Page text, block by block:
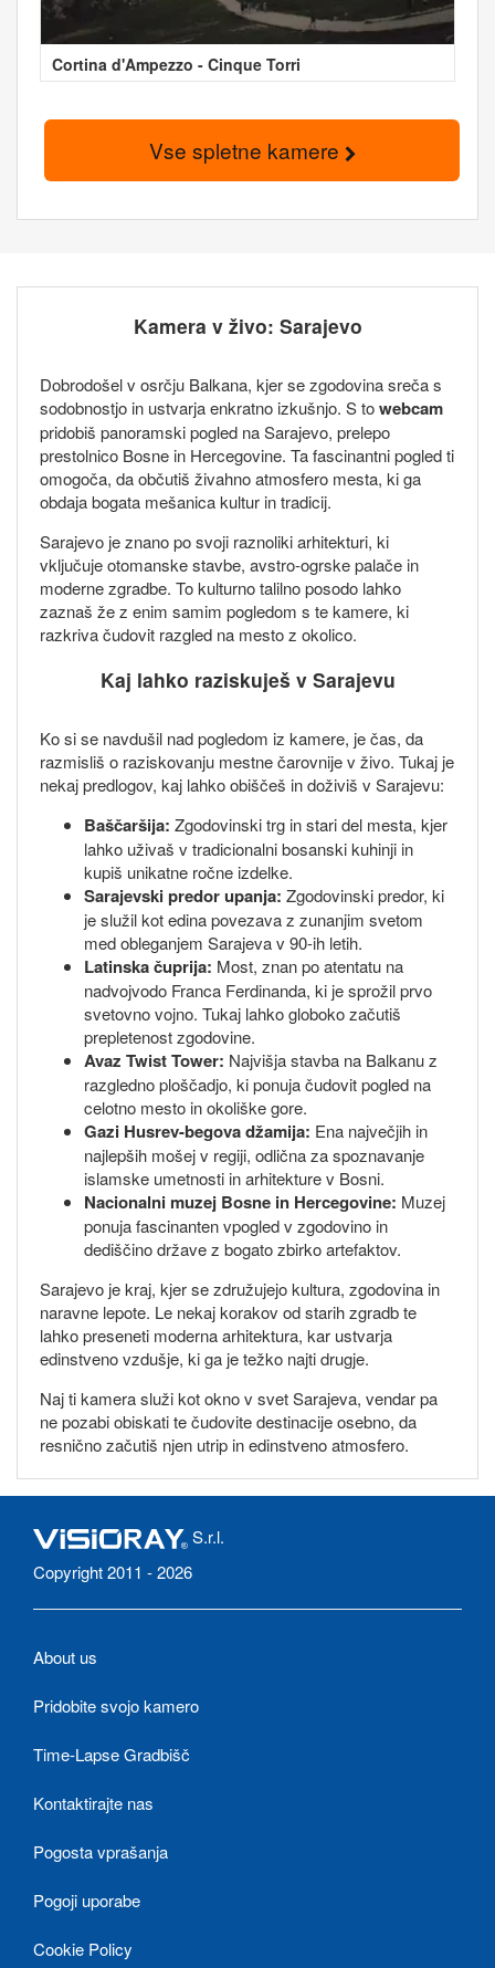
Cortina d'Ampezzo - Cinque Torri
Vse spletne kamere
Kamera v živo: Sarajevo
Dobrodošel v osrčju Balkana, kjer se zgodovina sreča s
sodobnostjo in ustvarja enkratno izkušnjo. S towebcam
pridobiš panoramski pogled na Sarajevo, prelepo
prestolnico Bosne in Hercegovine. Ta fascinantni pogled ti
omogoča, da občutiš živahno atmosfero mesta, ki ga
obdaja bogata mešanica kultur in tradicij.
Sarajevo je znano po svoji raznoliki arhitekturi, ki
vključuje otomanske stavbe, avstro-ogrske palače in
moderne zgradbe. To kulturno talilno posodo lahko
zaznaš že z enim samim pogledom s te kamere, ki
razkriva čudovit razgled na mesto z okolico.
Kaj lahko raziskuješ v Sarajevu
Ko si se navdušil nad pogledom iz kamere, je čas, da
razmisliš o raziskovanju mestne čarovnije v živo. Tukaj je
nekaj predlogov, kaj lahko obiščeš in doživiš v Sarajevu:
Baščaršija: Zgodovinski trg in stari del mesta, kjer
lahko uživaš v tradicionalni bosanski kuhinji in
kupiš unikatne ročne izdelke.
Sarajevski predor upanja: Zgodovinski predor, ki
je služil kot edina povezava z zunanjim svetom
med obleganjem Sarajeva v 90-ih letih.
Latinska čuprija: Most, znan po atentatu na
nadvojvodo Franca Ferdinanda, ki je sprožil prvo
svetovno vojno. Tukaj lahko globoko začutiš
prepletenost zgodovine.
Avaz Twist Tower: Najvišja stavba na Balkanu z
razgledno ploščadjo, ki ponuja čudovit pogled na
celotno mesto in okoliške gore.
Gazi Husrev-begova džamija: Ena največjih in
najlepših mošej v regiji, odlična za spoznavanje
islamske umetnosti in arhitekture v Bosni.
Nacionalni muzej Bosne in Hercegovine: Muzej
ponuja fascinanten vpogled v zgodovino in
dediščino države z bogato zbirko artefaktov.
Sarajevo je kraj, kjer se združujejo kultura, zgodovina in
naravne lepote. Le nekaj korakov od starih zgradb te
lahko preseneti moderna arhitektura, kar ustvarja
edinstveno vzdušje, ki ga je težko najti drugje.
Naj ti kamera služi kot okno v svet Sarajeva, vendar pa
ne pozabi obiskati te čudovite destinacije osebno, da
resnično začutiš njen utrip in edinstveno atmosfero.
S.r.l.
Copyright 2011 - 2026
About us
Pridobite svojo kamero
Time-Lapse Gradbišč
Kontaktirajte nas
Pogosta vprašanja
Pogoji uporabe
Cookie Policy